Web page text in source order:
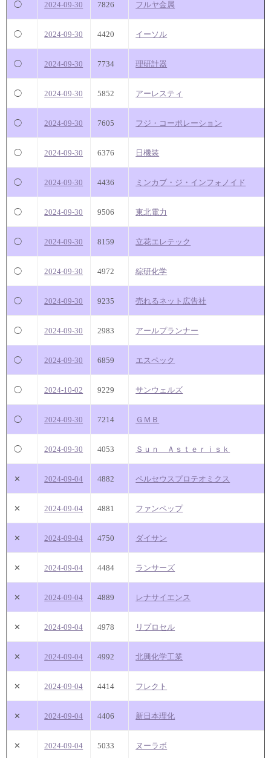
◯ 2024-09-30 7826 フルヤ金属
◯ 2024-09-30 4420 イーソル
◯ 2024-09-30 7734 理研計器
◯ 2024-09-30 5852 アーレスティ
◯ 2024-09-30 7605 フジ・コーポレーション
◯ 2024-09-30 6376 日機装
◯ 2024-09-30 4436 ミンカブ・ジ・インフォノイド
◯ 2024-09-30 9506 東北電力
◯ 2024-09-30 8159 立花エレテック
◯ 2024-09-30 4972 綜研化学
◯ 2024-09-30 9235 売れるネット広告社
◯ 2024-09-30 2983 アールプランナー
◯ 2024-09-30 6859 エスペック
◯ 2024-10-02 9229 サンウェルズ
◯ 2024-09-30 7214 ＧＭＢ
◯ 2024-09-30 4053 Ｓｕｎ Ａｓｔｅｒｉｓｋ
✕ 2024-09-04 4882 ペルセウスプロテオミクス
✕ 2024-09-04 4881 ファンペップ
✕ 2024-09-04 4750 ダイサン
✕ 2024-09-04 4484 ランサーズ
✕ 2024-09-04 4889 レナサイエンス
✕ 2024-09-04 4978 リプロセル
✕ 2024-09-04 4992 北興化学工業
✕ 2024-09-04 4414 フレクト
✕ 2024-09-04 4406 新日本理化
✕ 2024-09-04 5033 ヌーラボ